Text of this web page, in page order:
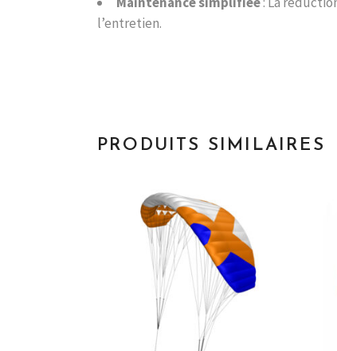
l’entretien.
PRODUITS SIMILAIRES